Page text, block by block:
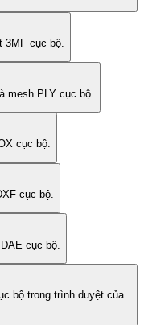
cục bộ.
mesh PLY cục bộ.
cục bộ.
cục bộ.
cục bộ.
bộ trong trình duyệt của